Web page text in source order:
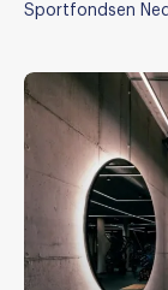
Sportfondsen